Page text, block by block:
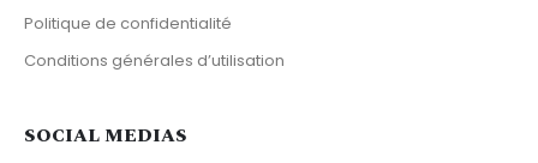
Politique de confidentialité
Conditions générales d’utilisation
SOCIAL MEDIAS